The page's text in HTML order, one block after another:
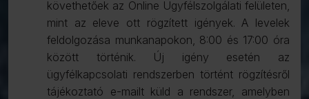
követhetőek az Online Ügyfélszolgálati felületen,
mint az eleve ott rögzített igények. A levelek
feldolgozása munkanapokon, 8:00 és 17:00 óra
között történik. Új igény esetén az
ügyfélkapcsolati rendszerben történt rögzítésről
tájékoztató e-mailt küld a rendszer, amelyben